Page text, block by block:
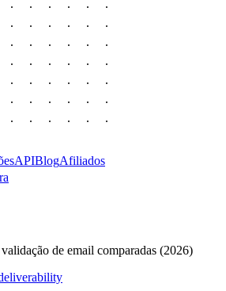
APIBlogAfiliados
de email comparadas (2026)